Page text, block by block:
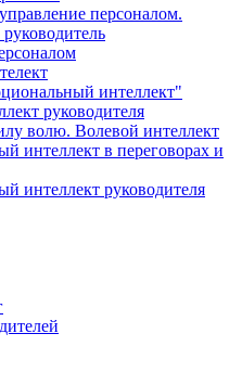
персоналом.
интеллект"
руководителя
волю. Волевой интеллект
интеллект в переговорах и
интеллект руководителя